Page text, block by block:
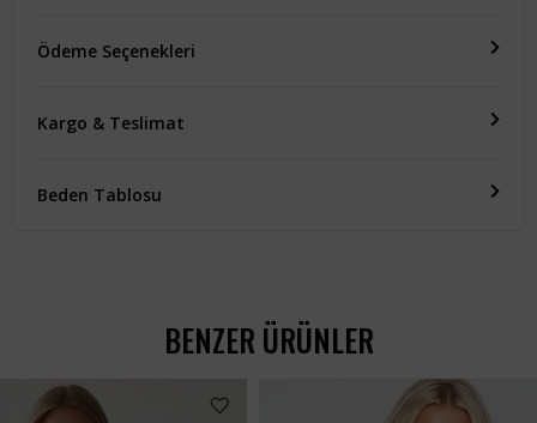
Ödeme Seçenekleri
Kargo & Teslimat
Beden Tablosu
BENZER ÜRÜNLER